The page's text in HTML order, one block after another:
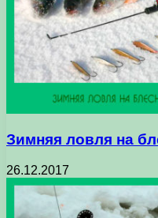
Зимняя ловля на
26.12.2017